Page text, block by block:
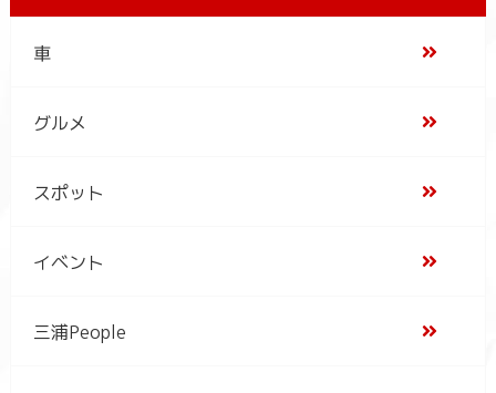
車
グルメ
スポット
イベント
三浦People